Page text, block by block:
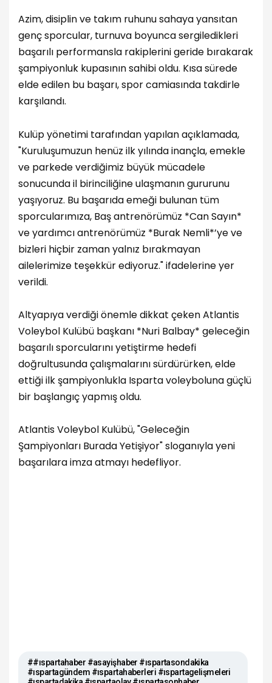
Azim, disiplin ve takım ruhunu sahaya yansıtan
genç sporcular, turnuva boyunca sergiledikleri
başarılı performansla rakiplerini geride bırakarak
şampiyonluk kupasının sahibi oldu. Kısa sürede
elde edilen bu başarı, spor camiasında takdirle
karşılandı.
Kulüp yönetimi tarafından yapılan açıklamada,
"Kuruluşumuzun henüz ilk yılında inançla, emekle
ve parkede verdiğimiz büyük mücadele
sonucunda il birinciliğine ulaşmanın gururunu
yaşıyoruz. Bu başarıda emeği bulunan tüm
sporcularımıza, Baş antrenörümüz *Can Sayın*
ve yardımcı antrenörümüz *Burak Nemli*’ye ve
bizleri hiçbir zaman yalnız bırakmayan
ailelerimize teşekkür ediyoruz." ifadelerine yer
verildi.
Altyapıya verdiği önemle dikkat çeken Atlantis
Voleybol Kulübü başkanı *Nuri Balbay* geleceğin
başarılı sporcularını yetiştirme hedefi
doğrultusunda çalışmalarını sürdürürken, elde
ettiği ilk şampiyonlukla Isparta voleyboluna güçlü
bir başlangıç yapmış oldu.
Atlantis Voleybol Kulübü, "Geleceğin
Şampiyonları Burada Yetişiyor" sloganıyla yeni
başarılara imza atmayı hedefliyor.
##ıspartahaber #asayişhaber #ıspartasondakika
#ıspartagündem #ıspartahaberleri #ıspartagelişmeleri